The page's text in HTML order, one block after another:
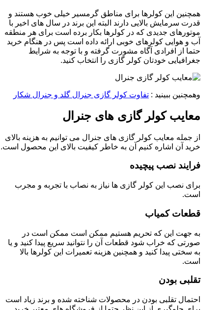
همچنین این کولرها برای مناطق گرمسیر خیلی خوب هستند و
قدرت سرمایش بالایی دارند البته این برند در سال های اخیر با
موتورهای جدیدی که در کولرها بکار برده است برای هر منطقه
آب و هوایی کولرهای خوبی ارائه داده است پس در هنگام خرید
حتما از افرادی آگاه مشورت گرفته و با توجه به شرایط
جغرافیایی خودتان کولر گازی را انتخاب کنید.
وهمچنین ببینید : تفاوت کولر گازی جنرال گلد و جنرال شکار
معایب کولر گازی های جنرال
از جمله معایب کولر گازی های جنرال می توانیم به هزینه بالای
خرید آن اشاره کنیم آن به خاطر کیفیت بالای این محصول است.
فرایند نصب پیچیده
برای نصب این کولر گازی ها نیاز به نصاب با تجربه و مجرب
است.
قطعات کمیاب
به جهت این که تحریم هستیم ممکن است ممکن است در
صورتی که خراب شود قطعات آن را نتوانید سریع پیدا کنید و یا
به سختی پیدا کنید و همچنین هزینه تعمیرات این کولرها بالا
است.
تقلبی بودن
احتمال تقلبی بودن در محصولات شناخته شده و برند زیاد است